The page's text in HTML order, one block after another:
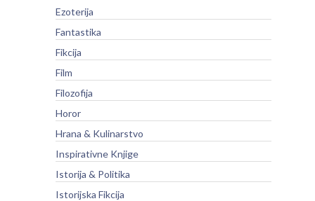
Ezoterija
Fantastika
Fikcija
Film
Filozofija
Horor
Hrana & Kulinarstvo
Inspirativne Knjige
Istorija & Politika
Istorijska Fikcija